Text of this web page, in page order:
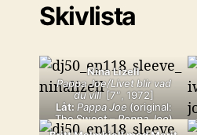
Skivlista
Nina Lizell
Pappa Joe/Livet blir vad
du vill [7″, 1972]
Låt:Pappa Joe(original:
The Sweet –Poppa Joe)